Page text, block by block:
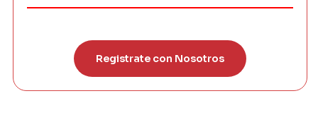
Registrate con Nosotros